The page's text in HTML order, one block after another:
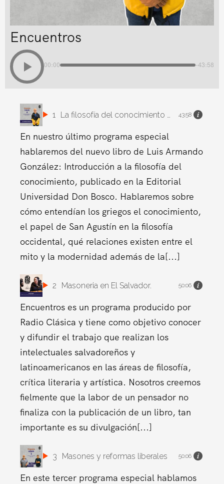
Encuentros
00:00 -43:58
1 43:58
En nuestro último programa especial
hablaremos del nuevo libro de Luis Armando
González: Introducción a la filosofía del
conocimiento, publicado en la Editorial
Universidad Don Bosco. Hablaremos sobre
cómo entendían los griegos el conocimiento,
el papel de San Agustín en la filosofía
occidental, qué relaciones existen entre el
mito y la modernidad además de la[...]
2 Masoneria en El Salvador. 50:06
Encuentros es un programa producido por
Radio Clásica y tiene como objetivo conocer
y difundir el trabajo que realizan los
intelectuales salvadoreños y
latinoamericanos en las áreas de filosofía,
crítica literaria y artística. Nosotros creemos
fielmente que la labor de un pensador no
finaliza con la publicación de un libro, tan
importante es su divulgación[...]
3 Masones y reformas liberales 50:06
En este tercer programa especial hablamos